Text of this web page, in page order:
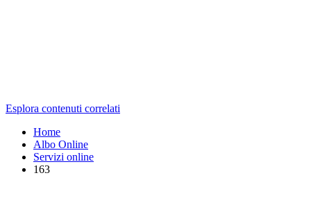
Esplora contenuti correlati
Home
Albo Online
Servizi online
163